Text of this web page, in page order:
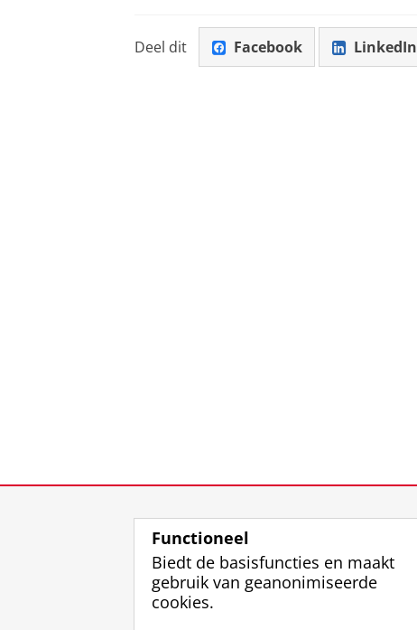
Deel dit Facebook LinkedIn
Functioneel
Biedt de basisfuncties en maakt
gebruik van geanonimiseerde
cookies.